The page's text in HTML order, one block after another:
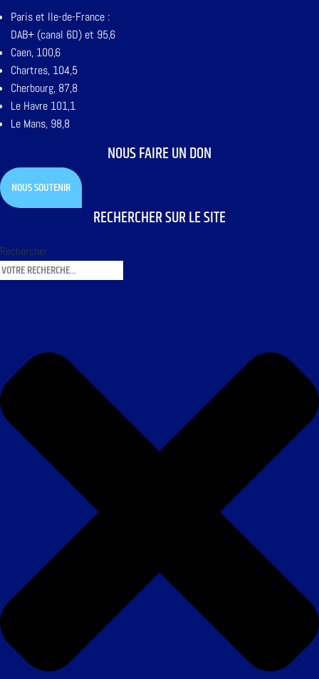
Paris et Ile-de-France :
DAB+ (canal 6D) et 95,6
Caen, 100,6
Chartres, 104,5
Cherbourg, 87,8
Le Havre 101,1
Le Mans, 98,8
NOUS FAIRE UN DON
NOUS SOUTENIR
RECHERCHER SUR LE SITE
Rechercher